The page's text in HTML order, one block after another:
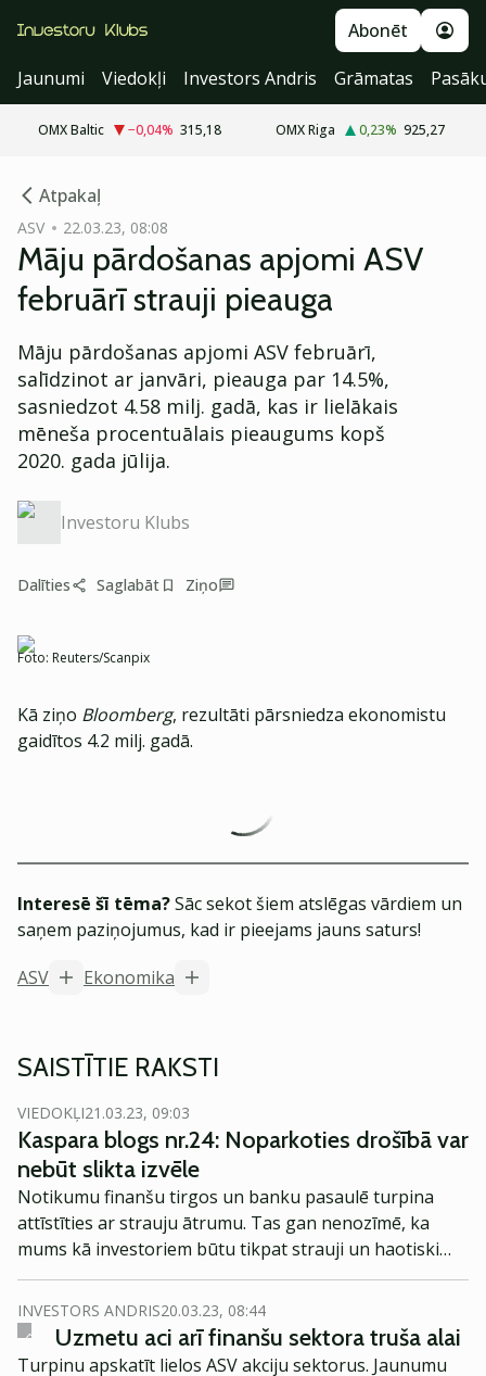
Abonēt
Jaunumi
Viedokļi Investors Andris Grāmatas
OMX Baltic −0,04% 315,18 OMX Riga 0,23% 925,27
Atpakaļ
ASV 22.03.23, 08:08
Māju pārdošanas apjomi ASV
februārī strauji pieauga
Māju pārdošanas apjomi ASV februārī,
salīdzinot ar janvāri, pieauga par 14.5%,
sasniedzot 4.58 milj. gadā, kas ir lielākais
mēneša procentuālais pieaugums kopš
2020. gada jūlija.
Investoru Klubs
Dalīties Saglabāt Ziņo
Foto: Reuters/Scanpix
Kā ziņo Bloomberg, rezultāti pārsniedza ekonomistu
gaidītos 4.2 milj. gadā.
Interesē šī tēma?Sāc sekot šiem atslēgas vārdiem un
saņem paziņojumus, kad ir pieejams jauns saturs!
ASV
Ekonomika
SAISTĪTIE RAKSTI
VIEDOKĻI21.03.23, 09:03
Kaspara blogs nr.24: Noparkoties drošībā var
nebūt slikta izvēle
Notikumu finanšu tirgos un banku pasaulē turpina
attīstīties ar strauju ātrumu. Tas gan nenozīmē, ka
mums kā investoriem būtu tikpat strauji un haotiski
jāmētājas ar saviem lēmumiem un investīcijām.
INVESTORS ANDRIS20.03.23, 08:44
Uzmetu aci arī finanšu sektora truša alai
Turpinu apskatīt lielos ASV akciju sektorus. Jaunumu